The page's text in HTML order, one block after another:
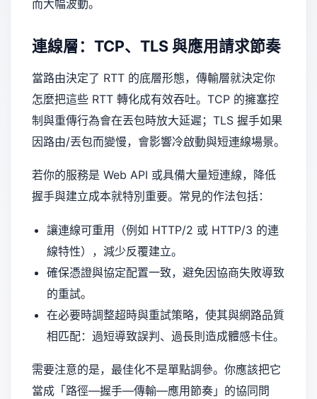
而大幅波動。
連線層：TCP、TLS 與應用請求節奏
當路由決定了 RTT 的底層形態，傳輸層就決定你
怎麼把這些 RTT 轉化成有效吞吐。TCP 的擁塞控
制與重傳行為會在丟包時放大延遲；TLS 握手如果
因路由/丟包而變慢，會影響冷啟動與短連線場景。
若你的服務是 Web API 或具備大量短連線，降低
握手與建立成本就特別重要。常見的作法包括：
讓連線可重用（例如 HTTP/2 或 HTTP/3 的連
線特性），減少反覆建立。
確保憑證與協定配置一致，避免因協商失敗導致
的重試。
在必要時調整超時與重試策略，使其與網路品質
相匹配：過短導致誤判、過長則造成體感卡住。
需要注意的是，最佳化不是單點調參。你應該把它
當成「路徑—握手—傳輸—應用節奏」的協同問